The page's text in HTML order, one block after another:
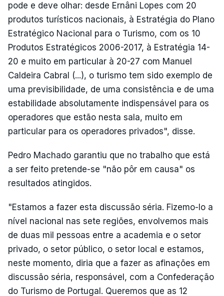
pode e deve olhar: desde Ernâni Lopes com 20
produtos turísticos nacionais, à Estratégia do Plano
Estratégico Nacional para o Turismo, com os 10
Produtos Estratégicos 2006-2017, à Estratégia 14-
20 e muito em particular à 20-27 com Manuel
Caldeira Cabral (...), o turismo tem sido exemplo de
uma previsibilidade, de uma consistência e de uma
estabilidade absolutamente indispensável para os
operadores que estão nesta sala, muito em
particular para os operadores privados", disse.
Pedro Machado garantiu que no trabalho que está
a ser feito pretende-se "não pôr em causa" os
resultados atingidos.
"Estamos a fazer esta discussão séria. Fizemo-lo a
nível nacional nas sete regiões, envolvemos mais
de duas mil pessoas entre a academia e o setor
privado, o setor público, o setor local e estamos,
neste momento, diria que a fazer as afinações em
discussão séria, responsável, com a Confederação
do Turismo de Portugal. Queremos que as 12